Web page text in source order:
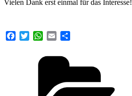
Vielen Dank erst einmal für das Interesse!
FacebookTwitterWhatsApp
Email